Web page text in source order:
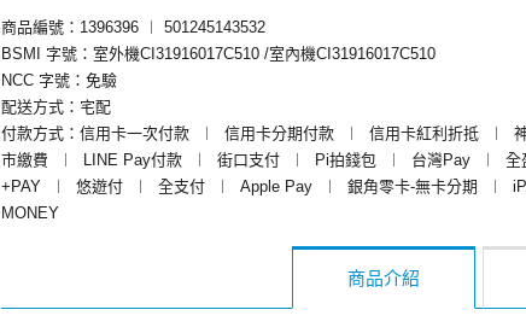
商品編號：1396396 ︱
501245143532
BSMI 字號：室外機CI31916017C510 /室內機CI31916017C510
NCC 字號：免驗
配送方式：宅配
付款方式：信用卡一次付款
︱ 信用卡分期付款 ︱ 信用卡紅利折抵 ︱
市繳費
︱ LINE Pay付款 ︱ 街口支付 ︱ Pi拍錢包 ︱ 台灣Pay ︱
全
+PAY
︱ 悠遊付 ︱ 全支付 ︱ Apple Pay ︱ 銀角零卡-無卡分期 ︱
MONEY
商品介紹